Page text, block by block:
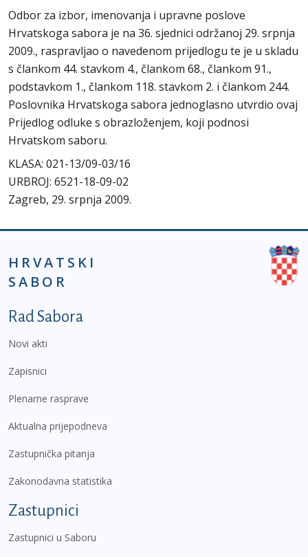
Odbor za izbor, imenovanja i upravne poslove
Hrvatskoga sabora je na 36. sjednici održanoj 29. srpnja
2009., raspravljao o navedenom prijedlogu te je u skladu
s člankom 44. stavkom 4., člankom 68., člankom 91.,
podstavkom 1., člankom 118. stavkom 2. i člankom 244.
Poslovnika Hrvatskoga sabora jednoglasno utvrdio ovaj
Prijedlog odluke s obrazloženjem, koji podnosi
Hrvatskom saboru.
KLASA: 021-13/09-03/16
URBROJ: 6521-18-09-02
Zagreb, 29. srpnja 2009.
HRVATSKI
SABOR
Podnožje prvi izbornik
Rad Sabora
Novi akti
Zapisnici
Plenarne rasprave
Aktualna prijepodneva
Zastupnička pitanja
Zakonodavna statistika
Zastupnici
Zastupnici u Saboru